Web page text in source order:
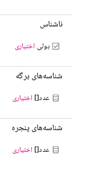
ناشناس
بولی اختیاری
شناسه‌های برگه
عدد[] اختیاری
شناسه‌های پنجره
عدد[] اختیاری